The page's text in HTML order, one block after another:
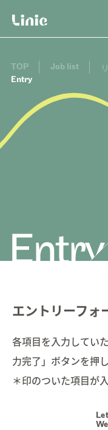
02. Job list
Welfare
Work
TOP Job list
Entry
エントリーフォ
各項目を入力してい
力完了」ボタンを押
＊印のついた項目が